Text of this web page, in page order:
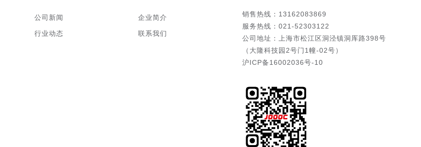
公司新闻
行业动态
企业简介
联系我们
销售热线 ：13162083869
服务热线：021-52303122
公司地址：上海市松江区洞泾镇洞厍路398号
（大隆科技园2号门1幢-02号）
沪ICP备16002036号-10